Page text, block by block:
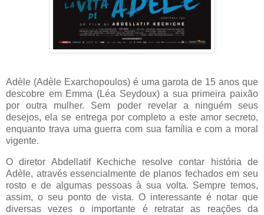
Adèle (Adèle Exarchopoulos) é uma garota de 15 anos que
descobre em Emma (Léa Seydoux) a sua primeira paixão
por outra mulher. Sem poder revelar a ninguém seus
desejos, ela se entrega por completo a este amor secreto,
enquanto trava uma guerra com sua família e com a moral
vigente.
O diretor Abdellatif Kechiche resolve contar história de
Adèle, através essencialmente de planos fechados em seu
rosto e de algumas pessoas à sua volta. Sempre temos,
assim, o seu ponto de vista. O interessante é notar que
diversas vezes o importante é retratar as reações da